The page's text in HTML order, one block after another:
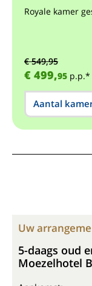
Royale kamer
€ 549,95
€ 499,95 p.p.*
Aantal
Uw
5-daags oud
Moezelhotel